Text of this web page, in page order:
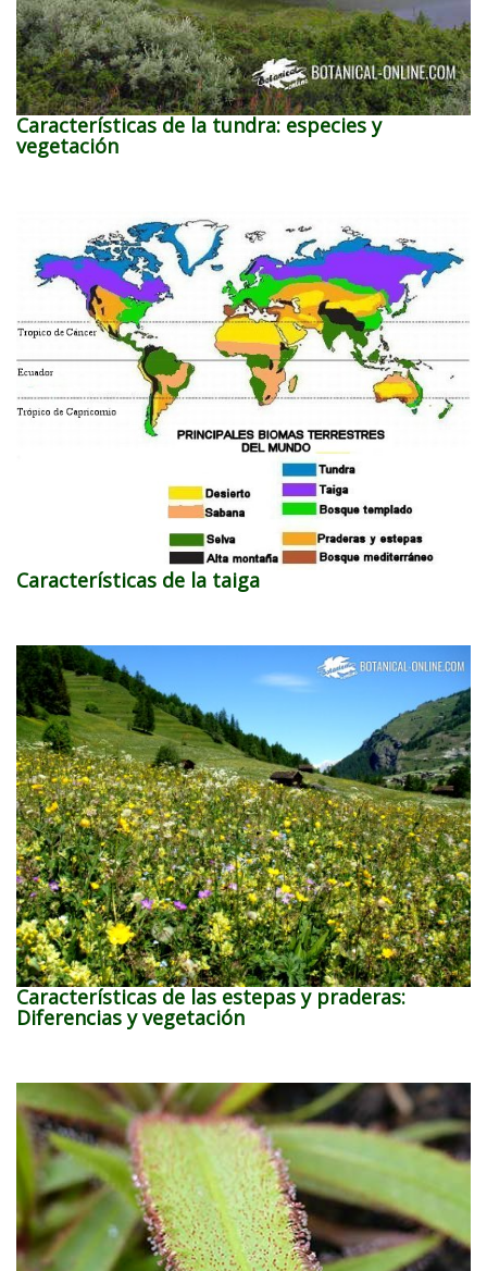
Características de la tundra: especies y
vegetación
Características de la taiga
Características de las estepas y praderas:
Diferencias y vegetación